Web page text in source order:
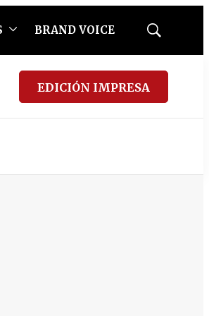
BRAND VOICE
Mostrar
EDICIÓN IMPRESA